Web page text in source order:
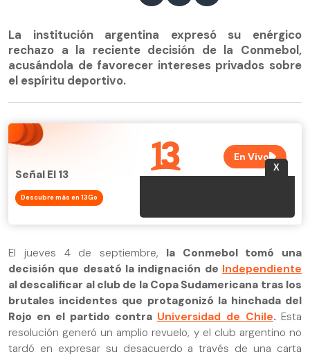
La institución argentina expresó su enérgico
rechazo a la reciente decisión de la Conmebol,
acusándola de favorecer intereses privados sobre
el espíritu deportivo.
Señal El 13
Descubre más en 13Go
El jueves 4 de septiembre, la Conmebol tomó una
decisión que desató la indignación de Independiente
al descalificar al club de la Copa Sudamericana tras los
brutales incidentes que protagonizó la hinchada del
Rojo en el partido contra Universidad de Chile. Esta
resolución generó un amplio revuelo, y el club argentino no
tardó en expresar su desacuerdo a través de una carta